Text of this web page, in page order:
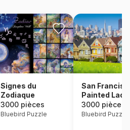
Signes du
Zodiaque
3000 pièces
Bluebird Puzzle
San
Painted
3000 pièces
Bluebird Puzzle